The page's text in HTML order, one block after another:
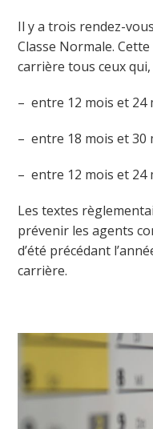
Il y a trois rendez-
Classe Normale.
carrière tous ceux
– entre 12 mois et 24
– entre 18 mois et 30
– entre 12 mois et 24
Les textes
prévenir les agents
d’été précédant
carrière.